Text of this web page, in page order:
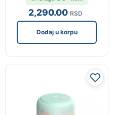
2,290.00 RSD
Dodaj u korpu